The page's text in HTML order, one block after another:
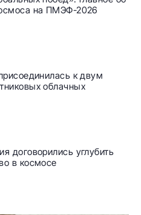
на ПМЭФ-2026
к двум
облачных
договорились углубить
в космосе